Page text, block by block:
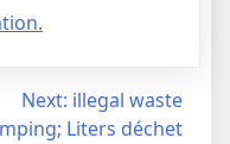
Next: illegal waste
Liters déchet